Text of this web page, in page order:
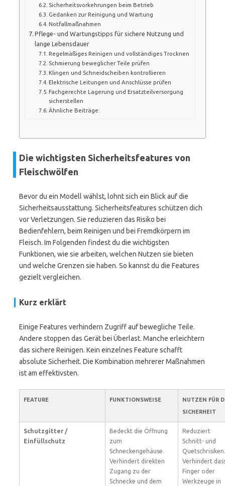
Sicherheitsvorkehrungen beim Betrieb
Gedanken zur Reinigung und Wartung
Notfallmaßnahmen
Pflege- und Wartungstipps für sichere Nutzung und
lange Lebensdauer
Regelmäßiges Reinigen und vollständiges Trocknen
Schmierung beweglicher Teile prüfen
Klingen und Schneidscheiben kontrollieren
Elektrische Leitungen und Anschlüsse prüfen
Fachgerechte Lagerung und Ersatzteilversorgung
sicherstellen
Ähnliche Beiträge:
Die wichtigsten Sicherheitsfeatures von
Fleischwölfen
Bevor du ein Modell wählst, lohnt sich ein Blick auf die
Sicherheitsausstattung. Sicherheitsfeatures schützen dich
vor Verletzungen. Sie reduzieren das Risiko bei
Bedienfehlern, beim Reinigen und bei Fremdkörpern im
Fleisch. Im Folgenden findest du die wichtigsten
Funktionen, wie sie arbeiten, welchen Nutzen sie bieten
und welche Grenzen sie haben. So kannst du die Features
gezielt vergleichen.
Kurz erklärt
Einige Features verhindern Zugriff auf bewegliche Teile.
Andere stoppen das Gerät bei Überlast. Manche erleichtern
das sichere Reinigen. Kein einzelnes Feature schafft
absolute Sicherheit. Die Kombination mehrerer Maßnahmen
ist am effektivsten.
FEATURE FUNKTIONSWEISE
NUTZEN FÜR
SICHERHEIT
Schutzgitter /
Einfüllschutz
Bedeckt die Öffnung
zum
Schneckengehäuse.
Verhindert direkten
Zugang zu der
Schnecke und dem
Reduziert
Schnitt- und
Quetschrisiken.
Verhindert
Finger oder
Werkzeuge in